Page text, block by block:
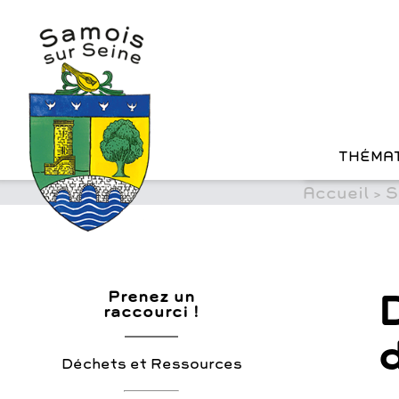
content
Prenez un
raccourci !
Déchets et Ressources
Accueil >